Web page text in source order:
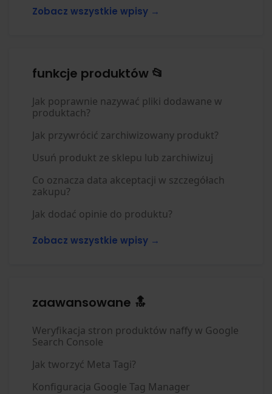
Zobacz wszystkie wpisy →
funkcje produktów 📂
Jak poprawnie nazywać pliki dodawane w
produktach?
Jak przywrócić zarchiwizowany produkt?
Usuń produkt ze sklepu lub zarchiwizuj
Co oznacza data akceptacji w szczegółach
zakupu?
Jak dodać opinie do produktu?
Zobacz wszystkie wpisy →
zaawansowane 🔝
Weryfikacja stron produktów naffy w Google
Search Console
Jak tworzyć Meta Tagi?
Konfiguracja Google Tag Manager